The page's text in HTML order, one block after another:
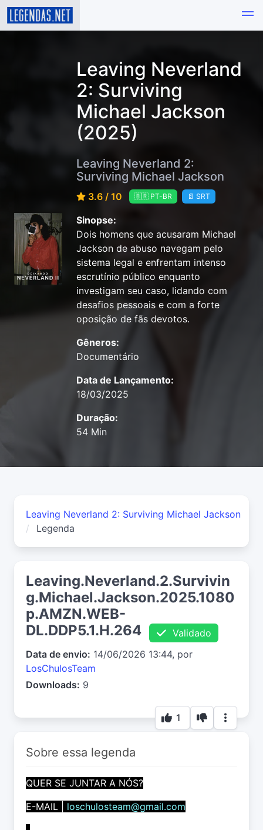
Leaving Neverland
2: Surviving
Michael Jackson
(2025)
Leaving Neverland 2:
Surviving Michael Jackson
3.6 / 10 🇧🇷 PT-BR 📄 SRT
Sinopse:
Dois homens que acusaram Michael
Jackson de abuso navegam pelo
sistema legal e enfrentam intenso
escrutínio público enquanto
investigam seu caso, lidando com
desafios pessoais e com a forte
oposição de fãs devotos.
Gêneros:
Documentário
Data de Lançamento:
18/03/2025
Duração:
54 Min
Leaving Neverland 2: Surviving Michael Jackson
Legenda
Leaving.Neverland.2.Survivin
g.Michael.Jackson.2025.1080
p.AMZN.WEB-
DL.DDP5.1.H.264
Validado
Data de envio: 14/06/2026 13:44, por
LosChulosTeam
Downloads: 9
1
Sobre essa legenda
QUER SE JUNTAR A NÓS?
E-MAIL | loschulosteam@gmail.com